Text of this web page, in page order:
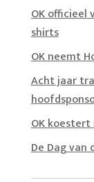
OK officieel
shirts
OK neemt
Acht jaar
OK
De Dag